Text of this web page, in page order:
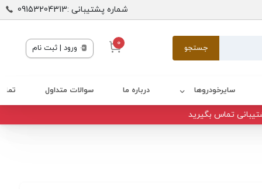
شماره پشتیبانی :09153204313
جستجو 0 ورود | ثبت نام
سایرخودروها درباره ما سوالات متداول
تماس بگیرید